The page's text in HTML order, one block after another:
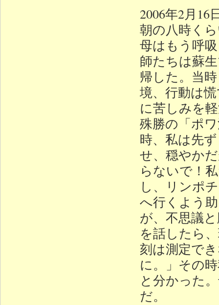
2006年2月
朝の八時く
母はもう呼
師たちは蘇
帰した。当
境、行動は
に苦しみを
殊勝の「ポ
時、私は先
せ、穏やか
らないで！
し、リンポ
へ行くよう
が、不思議
を話したら
刻は測定で
に。」その
と分かった
だ。